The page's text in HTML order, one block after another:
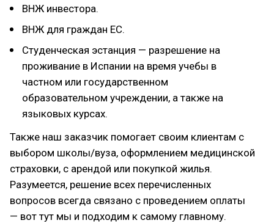
ВНЖ инвестора.
ВНЖ для граждан ЕС.
Студенческая эстанция — разрешение на
проживание в Испании на время учебы в
частном или государственном
образовательном учреждении, а также на
языковых курсах.
Также наш заказчик помогает своим клиентам с
выбором школы/вуза, оформлением медицинской
страховки, с арендой или покупкой жилья.
Разумеется, решение всех перечисленных
вопросов всегда связано с проведением оплаты
— вот тут мы и подходим к самому главному.